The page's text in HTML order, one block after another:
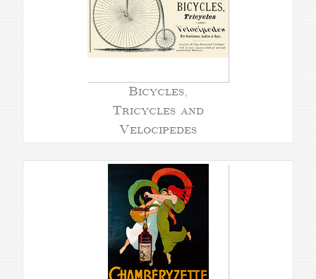
Bicycles,
Tricycles and
Velocipedes